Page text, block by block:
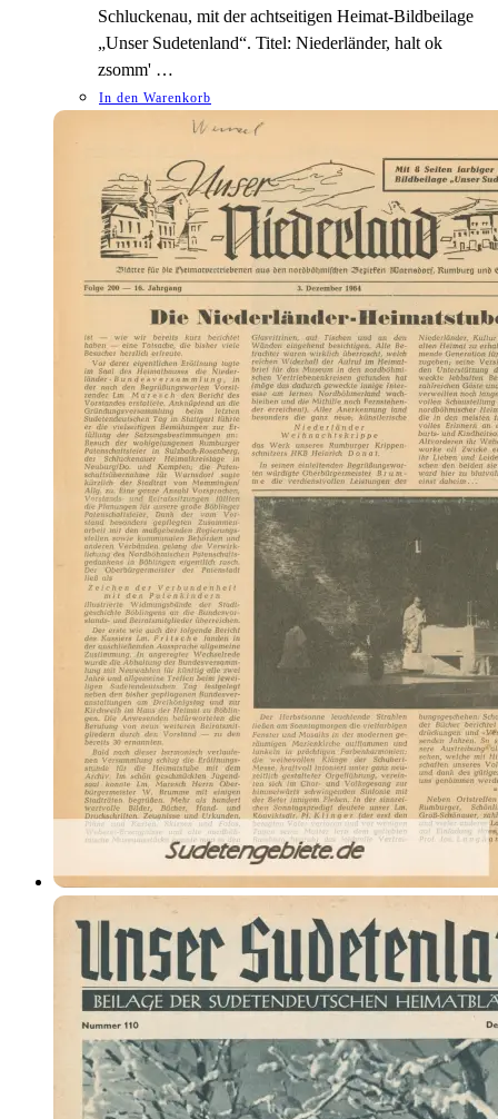
Schluckenau, mit der achtseitigen Heimat-Bildbeilage
„Unser Sudetenland“. Titel: Niederländer, halt ok
zsomm' …
In den Warenkorb